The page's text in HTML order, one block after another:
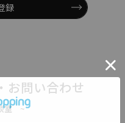
録
お問い合わせ
室 ~